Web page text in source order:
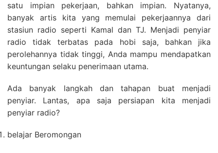
satu impian pekerjaan, bahkan impian. Nyatanya,
banyak artis kita yang memulai pekerjaannya dari
stasiun radio seperti Kamal dan TJ. Menjadi penyiar
radio tidak terbatas pada hobi saja, bahkan jika
perolehannya tidak tinggi, Anda mampu mendapatkan
keuntungan selaku penerimaan utama.
Ada banyak langkah dan tahapan buat menjadi
penyiar. Lantas, apa saja persiapan kita menjadi
penyiar radio?
belajar Beromongan